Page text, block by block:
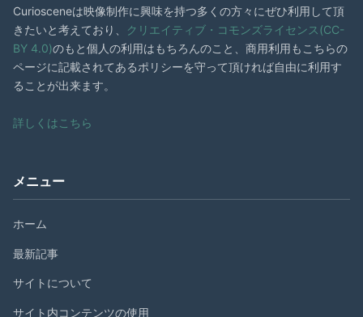
Curiosceneは映像制作に興味を持つ多くの方々にぜひ利用して頂
きたいと考えており、
クリエイティブ・コモンズライセンス(CC-
BY 4.0)のもと個人の利用はもちろんのこと、商用利用もこちらの
ページに記載されてあるポリシーを守って頂ければ自由に利用す
ることが出来ます。
詳しくはこちら
メニュー
ホーム
最新記事
サイトについて
サイト内コンテンツの使用